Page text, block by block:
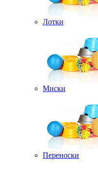
Лотки
Миски
Переноски